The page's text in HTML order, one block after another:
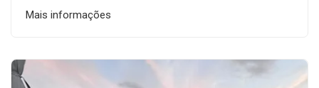
Mais informações